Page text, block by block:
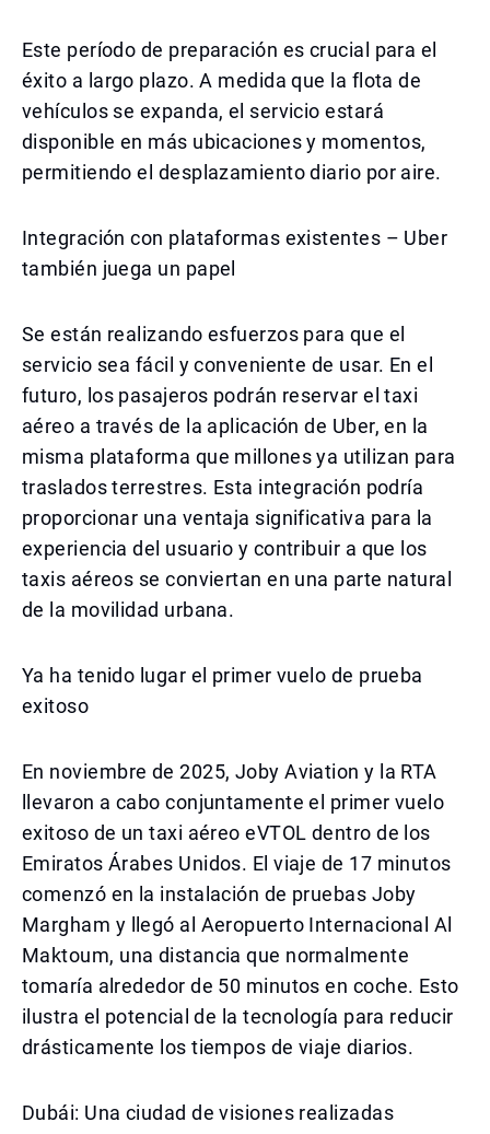
Este período de preparación es crucial para el
éxito a largo plazo. A medida que la flota de
vehículos se expanda, el servicio estará
disponible en más ubicaciones y momentos,
permitiendo el desplazamiento diario por aire.
Integración con plataformas existentes – Uber
también juega un papel
Se están realizando esfuerzos para que el
servicio sea fácil y conveniente de usar. En el
futuro, los pasajeros podrán reservar el taxi
aéreo a través de la aplicación de Uber, en la
misma plataforma que millones ya utilizan para
traslados terrestres. Esta integración podría
proporcionar una ventaja significativa para la
experiencia del usuario y contribuir a que los
taxis aéreos se conviertan en una parte natural
de la movilidad urbana.
Ya ha tenido lugar el primer vuelo de prueba
exitoso
En noviembre de 2025, Joby Aviation y la RTA
llevaron a cabo conjuntamente el primer vuelo
exitoso de un taxi aéreo eVTOL dentro de los
Emiratos Árabes Unidos. El viaje de 17 minutos
comenzó en la instalación de pruebas Joby
Margham y llegó al Aeropuerto Internacional Al
Maktoum, una distancia que normalmente
tomaría alrededor de 50 minutos en coche. Esto
ilustra el potencial de la tecnología para reducir
drásticamente los tiempos de viaje diarios.
Dubái: Una ciudad de visiones realizadas